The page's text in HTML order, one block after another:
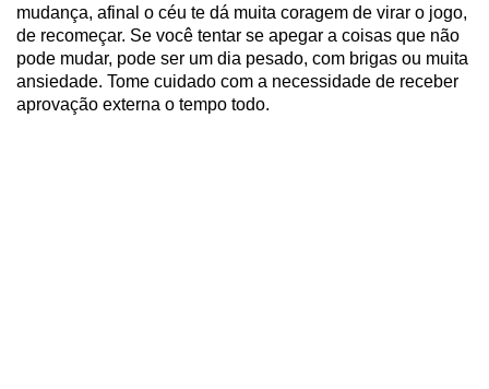
mudança, afinal o céu te dá muita coragem de virar o jogo,
de recomeçar. Se você tentar se apegar a coisas que não
pode mudar, pode ser um dia pesado, com brigas ou muita
ansiedade. Tome cuidado com a necessidade de receber
aprovação externa o tempo todo.